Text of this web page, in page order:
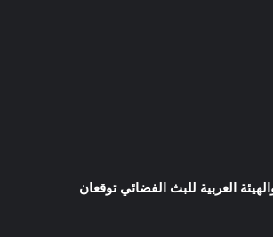
العربية للبث الفضائي توقعان